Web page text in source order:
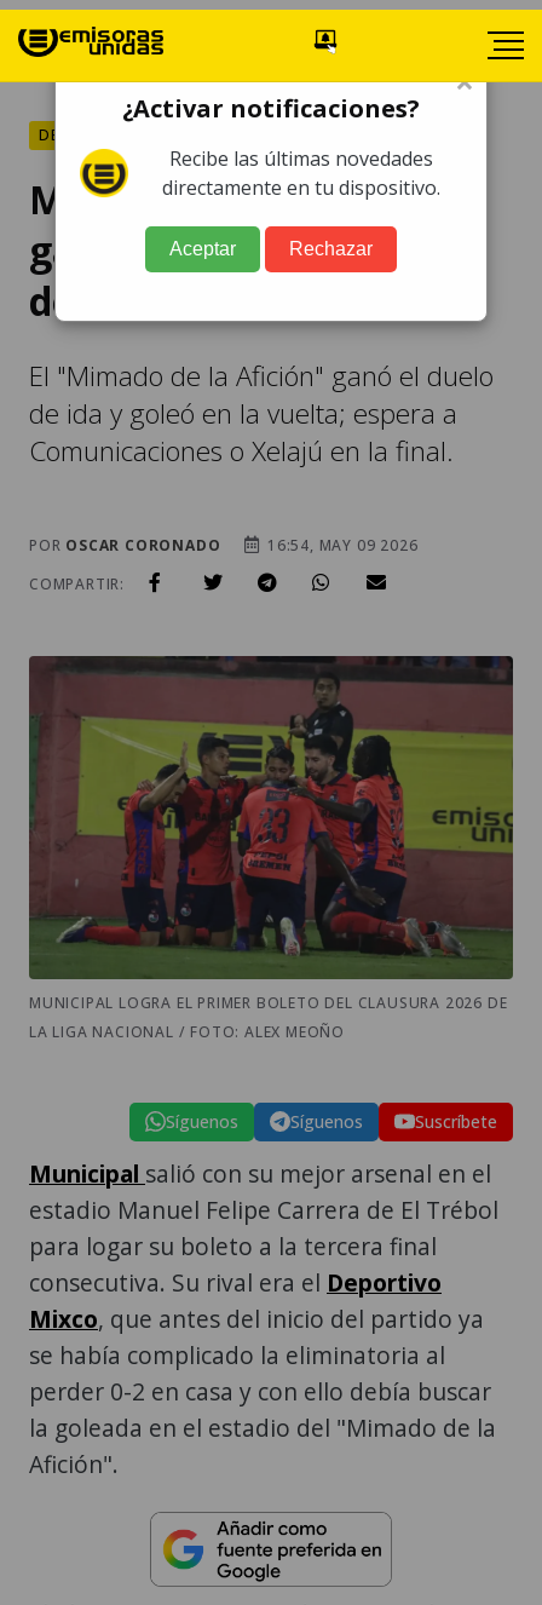
DEPORTES
Municipal de forma fácil
gana el boleto a la final
del Clausura 2026
El "Mimado de la Afición" ganó el duelo
de ida y goleó en la vuelta; espera a
Comunicaciones o Xelajú en la final.
POR OSCAR CORONADO
16:54, MAY 09 2026
COMPARTIR:
MUNICIPAL LOGRA EL PRIMER BOLETO DEL CLAUSURA 2026 DE
LA LIGA NACIONAL / FOTO: ALEX MEOÑO
Síguenos Síguenos Suscríbete
Municipal salió con su mejor arsenal en el
estadio Manuel Felipe Carrera de El Trébol
para logar su boleto a la tercera final
consecutiva. Su rival era el Deportivo
Mixco, que antes del inicio del partido ya
se había complicado la eliminatoria al
perder 0-2 en casa y con ello debía buscar
la goleada en el estadio del "Mimado de la
Afición".
×
¿Activar notificaciones?
Recibe las últimas novedades
directamente en tu dispositivo.
Aceptar Rechazar